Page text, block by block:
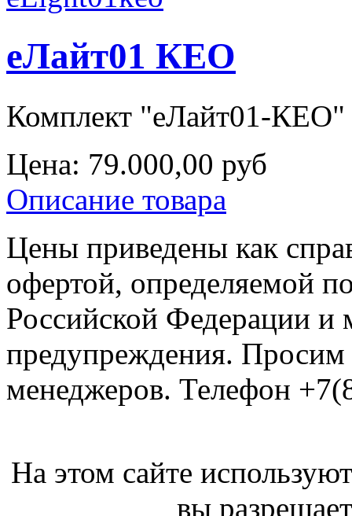
еЛайт01 КЕО
Комплект "еЛайт01-КЕО"
Цена: 79.000,00 руб
Описание товара
Цены приведены как
офертой, определяемой
Российской Федерации и
предупреждения. Просим
менеджеров. Телефон
На этом сайте
вы